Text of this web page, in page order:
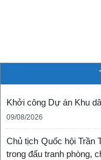
Khởi công Dự án Khu
09/08/2026
Chủ tịch Quốc hội Trần
trong đấu tranh phòng,